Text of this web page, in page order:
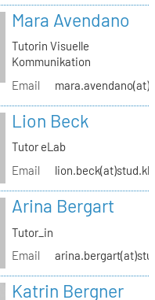
Mara Avendano
Tutorin Visuelle
Kommunikation
Email
Lion Beck
Tutor eLab
Email
Arina Bergart
Tutor_in
Email
Katrin Bergner